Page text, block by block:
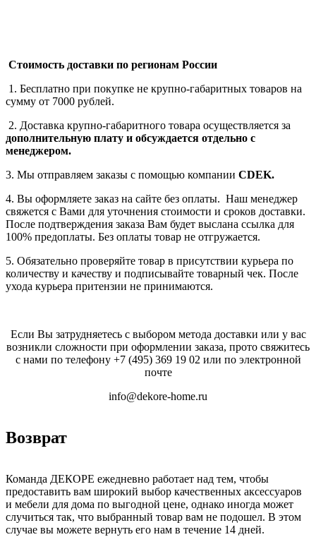
Стоимость доставки по регионам России
1. Бесплатно при покупке не крупно-габаритных товаров на
сумму от 7000 рублей.
2. Доставка крупно-габаритного товара осуществляется за
дополнительную плату и обсуждается отдельно с
менеджером.
3. Мы отправляем заказы с помощью компании СDEK.
4. Вы оформляете заказ на сайте без оплаты. Наш менеджер
свяжется с Вами для уточнения стоимости и сроков доставки.
После подтверждения заказа Вам будет выслана ссылка для
100% предоплаты. Без оплаты товар не отгружается.
5. Обязательно проверяйте товар в присутствии курьера по
количеству и качеству и подписывайте товарный чек. После
ухода курьера притензии не принимаются.
Если Вы затрудняетесь с выбором метода доставки или у вас
возникли сложности при оформлении заказа, прото свяжитесь
с нами по телефону +7 (495) 369 19 02 или по электронной
почте
info@dekore-home.ru
Возврат
Команда ДЕКОРЕ ежедневно работает над тем, чтобы
предоставить вам широкий выбор качественных аксессуаров
и мебели для дома по выгодной цене, однако иногда может
случиться так, что выбранный товар вам не подошел. В этом
случае вы можете вернуть его нам в течение 14 дней.